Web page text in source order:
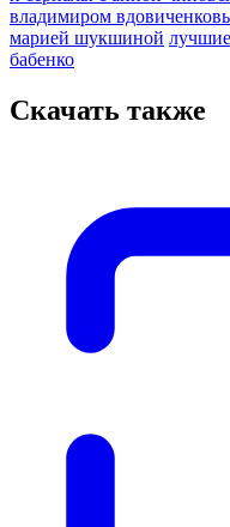
владимиром
марией шукшиной
бабенко
Скачать также